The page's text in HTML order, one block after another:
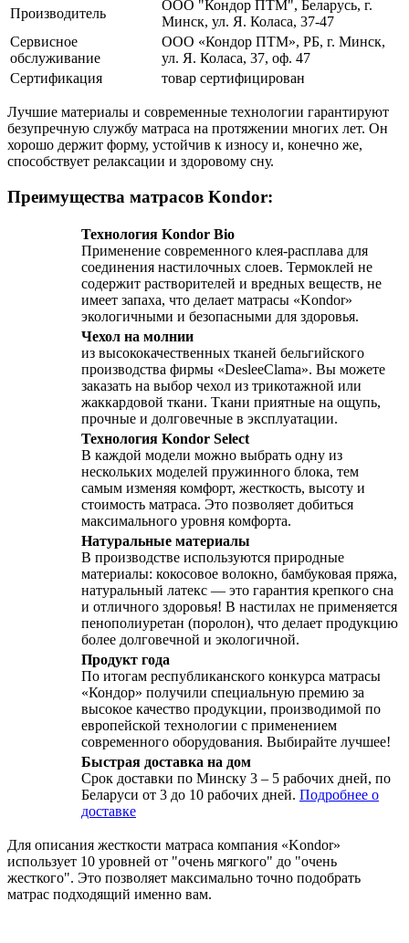
Производитель
ООО "Кондор ПТМ", Беларусь, г.
Минск, ул. Я. Коласа, 37-47
Сервисное
обслуживание
ООО «Кондор ПТМ», РБ, г. Минск,
ул. Я. Коласа, 37, оф. 47
Сертификация
товар сертифицирован
Лучшие материалы и современные технологии гарантируют
безупречную службу матраса на протяжении многих лет. Он
хорошо держит форму, устойчив к износу и, конечно же,
способствует релаксации и здоровому сну.
Преимущества матрасов Kondor:
Технология Kondor Bio
Применение современного клея-расплава для
соединения настилочных слоев. Термоклей не
содержит растворителей и вредных веществ, не
имеет запаха, что делает матрасы «Kondor»
экологичными и безопасными для здоровья.
Чехол на молнии
из высококачественных тканей бельгийского
производства фирмы «DesleeClama». Вы можете
заказать на выбор чехол из трикотажной или
жаккардовой ткани. Ткани приятные на ощупь,
прочные и долговечные в эксплуатации.
Технология Kondor Select
В каждой модели можно выбрать одну из
нескольких моделей пружинного блока, тем
самым изменяя комфорт, жесткость, высоту и
стоимость матраса. Это позволяет добиться
максимального уровня комфорта.
Натуральные материалы
В производстве используются природные
материалы: кокосовое волокно, бамбуковая пряжа,
натуральный латекс — это гарантия крепкого сна
и отличного здоровья! В настилах не применяется
пенополиуретан (поролон), что делает продукцию
более долговечной и экологичной.
Продукт года
По итогам республиканского конкурса матрасы
«Кондор» получили специальную премию за
высокое качество продукции, производимой по
европейской технологии с применением
современного оборудования. Выбирайте лучшее!
Быстрая доставка на дом
Срок доставки по Минску 3 – 5 рабочих дней, по
Беларуси от 3 до 10 рабочих дней. Подробнее о
доставке
Для описания жесткости матраса компания «Kondor»
использует 10 уровней от "очень мягкого" до "очень
жесткого". Это позволяет максимально точно подобрать
матрас подходящий именно вам.